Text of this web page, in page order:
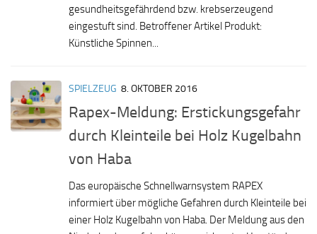
gesundheitsgefährdend bzw. krebserzeugend
eingestuft sind. Betroffener Artikel Produkt:
Künstliche Spinnen...
SPIELZEUG 8. OKTOBER 2016
Rapex-Meldung: Erstickungsgefahr
durch Kleinteile bei Holz Kugelbahn
von Haba
Das europäische Schnellwarnsystem RAPEX
informiert über mögliche Gefahren durch Kleinteile bei
einer Holz Kugelbahn von Haba. Der Meldung aus den